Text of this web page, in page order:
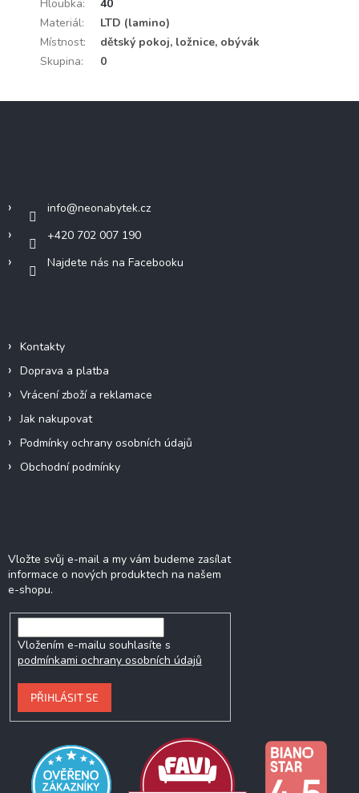
Hloubka:
40
Materiál:
LTD (lamino)
Místnost:
dětský pokoj, ložnice, obývák
Skupina: 0
info@neonabytek.cz
+420 702 007 190
Najdete nás na Facebooku
Kontakty
Doprava a platba
Vrácení zboží a reklamace
Jak nakupovat
Podmínky ochrany osobních údajů
Obchodní podmínky
Vložte svůj e-mail a my vám budeme zasílat
informace o nových produktech na našem
e-shopu.
Vložením e-mailu souhlasíte s
podmínkami ochrany osobních údajů
PŘIHLÁSIT SE